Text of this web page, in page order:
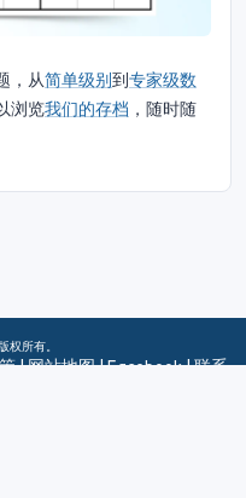
，从简单级别到专家级数
浏览我们的存档 ，随时随
权所有。
|网站地图|Facebook|联系